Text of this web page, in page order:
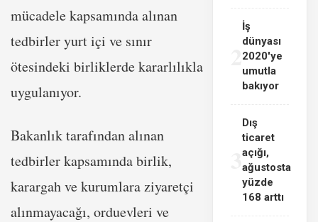
mücadele kapsamında alınan
tedbirler yurt içi ve sınır
ötesindeki birliklerde kararlılıkla
uygulanıyor.
Bakanlık tarafından alınan
tedbirler kapsamında birlik,
karargah ve kurumlara ziyaretçi
alınmayacağı, orduevleri ve
İş
dünyası
2020'ye
umutla
bakıyor
3
Dış
ticaret
açığı,
ağustosta
yüzde
168 arttı